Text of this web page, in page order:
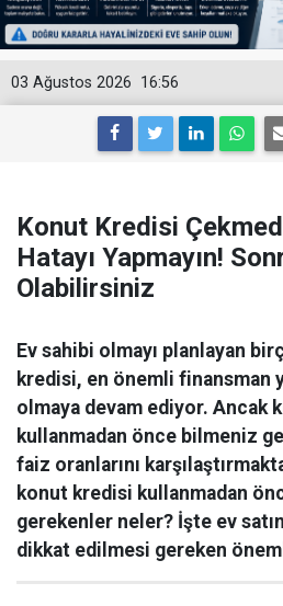
16:56
03 Ağustos 2026
Konut Kredisi
Hatayı Yapmayın!
Olabilirsiniz
Ev sahibi olmayı planlayan
kredisi, en önemli finansman
olmaya devam ediyor. Ancak
kullanmadan önce bilmeniz
faiz oranlarını
konut kredisi kullanmadan
gerekenler neler? İşte ev
dikkat edilmesi gereken